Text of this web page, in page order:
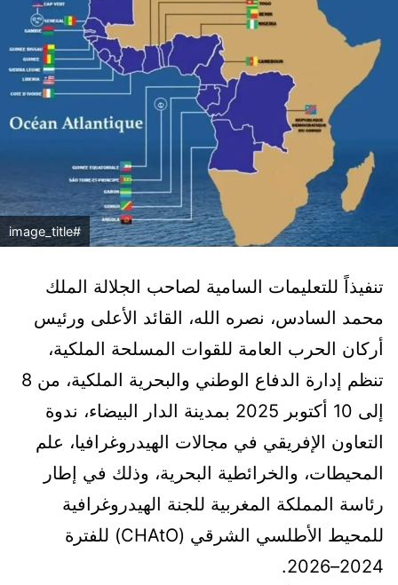
#image_title
تنفيذاً للتعليمات السامية لصاحب الجلالة الملك
محمد السادس، نصره الله، القائد الأعلى ورئيس
أركان الحرب العامة للقوات المسلحة الملكية،
تنظم إدارة الدفاع الوطني والبحرية الملكية، من 8
إلى 10 أكتوبر 2025 بمدينة الدار البيضاء، ندوة
التعاون الإفريقي في مجالات الهيدروغرافيا، علم
المحيطات، والخرائطية البحرية، وذلك في إطار
رئاسة المملكة المغربية للجنة الهيدروغرافية
للمحيط الأطلسي الشرقي (CHAtO) للفترة
2024–2026.